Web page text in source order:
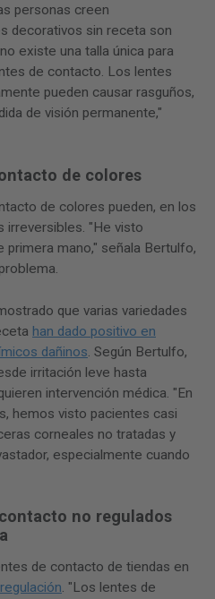
personas creen
decorativos sin receta son
existe una talla única para
de contacto. Los lentes
pueden causar rasguños,
de visión permanente,"
de colores
de colores pueden, en los
irreversibles. "He visto
mano," señala Bertulfo,
que varias variedades
han dado positivo en
dañinos . Según Bertulfo,
irritación leve hasta
intervención médica. "En
hemos visto pacientes casi
corneales no tratadas y
especialmente cuando
no regulados
de contacto de tiendas en
. "Los lentes de